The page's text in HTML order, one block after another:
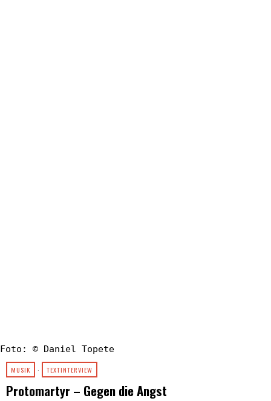
Foto: © Daniel Topete
MUSIK · TEXTINTERVIEW
Protomartyr – Gegen die Angst